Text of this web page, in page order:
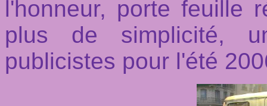
l'honneur, porte feuille
plus de simplicité,
publicistes pour l'été